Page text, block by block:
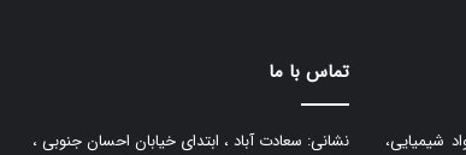
شیمیایی،
تماس با ما
نشانی: سعادت آباد ، ابتدای خیابان احسان جنوبی ،